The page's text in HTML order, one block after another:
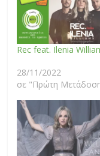
Rec feat. Ilenia
28/11/2022
σε "Πρώτη